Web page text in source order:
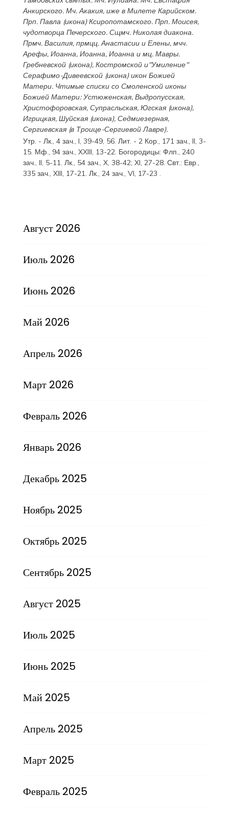
Анкирского. Мч.Акакия, иже в Милете Карийском.
Прп. Павла(икона) Ксиропотамского. Прп. Моисея,
чудотворца Печерского. Сщмч. Николаядиакона.
Прмч. Василия, прмцц.Анастасиии Елены, мчч.
Арефы, Иоанна, Иоанна, Иоаннаи мц. Мавры.
Гребневской(икона), Костромскойи"Умиление"
Серафимо-Дивеевской(икона) икон Божией
Матери. Чтимые списки со Смоленской иконы
Божией Матери:Устюженская, Выдропусская,
Христофоровская, Супрасльская, Югская(икона),
Игрицкая, Шуйская(икона), Седмиезерная,
Сергиевская(в Троице-Сергиевой Лавре).
Утр. - Лк., 4 зач., I, 39-49, 56. Лит. - 2 Кор., 171 зач., II, 3-
15. Мф., 94 зач., XXIII, 13-22. Богородицы: Флп., 240
зач., II, 5-11. Лк., 54 зач., X, 38-42; XI, 27-28. Свт.: Евр.,
335 зач., XIII, 17-21. Лк., 24 зач., VI, 17-23 .
Август 2026
Июль 2026
Июнь 2026
Май 2026
Апрель 2026
Март 2026
Февраль 2026
Январь 2026
Декабрь 2025
Ноябрь 2025
Октябрь 2025
Сентябрь 2025
Август 2025
Июль 2025
Июнь 2025
Май 2025
Апрель 2025
Март 2025
Февраль 2025